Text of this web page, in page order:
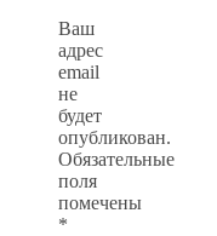
Ваш
адрес
email
не
будет
опубликован.
Обязательные
поля
помечены
*